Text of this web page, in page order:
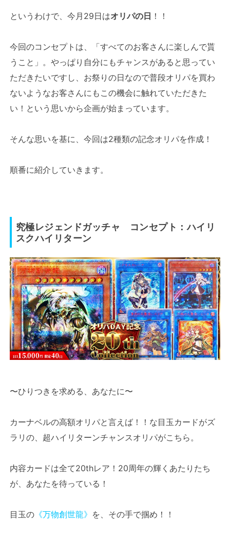
というわけで、今月29日はオリパの日 ！！
今回のコンセプトは、「すべてのお客さんに楽しんで貰
うこと」。やっぱり自分にもチャンスがあると思ってい
ただきたいですし、お祭りの日なので普段オリパを買わ
ないようなお客さんにもこの機会に触れていただきた
い！という思いから企画が始まっています。
そんな思いを基に、今回は2種類の記念オリパを作成！
順番に紹介していきます。
究極レジェンドガッチャ コンセプト：ハイリ
スクハイリターン
〜ひりつきを求める、あなたに〜
カーナベルの高額オリパと言えば！！な目玉カードがズ
ラリの、超ハイリターンチャンスオリパがこちら。
内容カードは全て20thレア！20周年の輝くあたりたち
が、あなたを待っている！
目玉の 《万物創世龍》 を、その手で掴め！！